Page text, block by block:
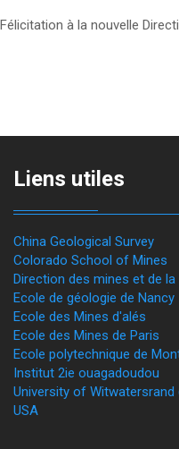
Félicitation à la nouvelle
Liens utiles
China Geological Survey
Colorado School of Mines
Direction des mines et de la
Ecole de géologie de Nancy
Ecole des Mines d'alés
Ecole des Mines de Paris
Ecole polytechnique de
Institut 2ie ouagadoudou
University of Witwatersrand
USA